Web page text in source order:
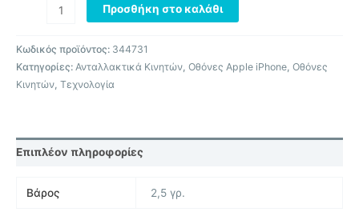
Προσθήκη στο καλάθι
Κωδικός προϊόντος: 344731
Κατηγορίες: Ανταλλακτικά Κινητών, Οθόνες Apple iPhone, Οθόνες
Κινητών, Τεχνολογία
Επιπλέον πληροφορίες
Βάρος 2,5 γρ.